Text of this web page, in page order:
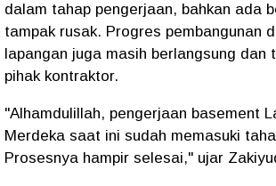
dalam tahap pengerjaan, bahkan ada
tampak rusak. Progres pembangunan
lapangan juga masih berlangsung dan
pihak kontraktor.
"Alhamdulillah, pengerjaan basement
Merdeka saat ini sudah memasuki
Prosesnya hampir selesai," ujar